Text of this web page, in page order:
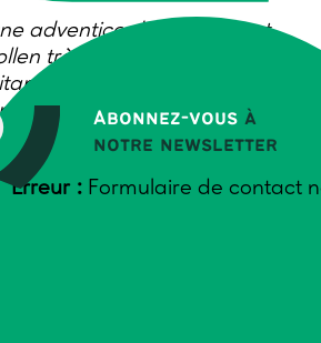
Abonnez-vous à
notre newsletter
Erreur : Formulaire de contact
adventice des cultures et
très allergisant. Présente
son avancée s’accélère.
Marie Ducasse-Cournac,
régional de lutte contre
Occitanie.